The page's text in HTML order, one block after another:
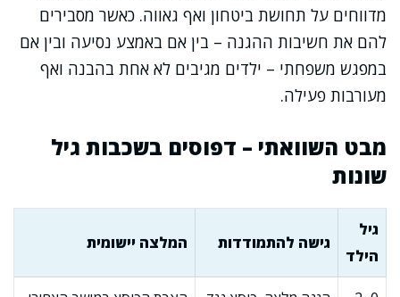
מדווחים על תחושת ביטחון ואף גאווה. כאשר מסבירים
להם את חשיבות ההגנה – בין אם באמצע נסיעה ובין אם
במפגש משפחתי – ילדים מגיבים לא אחת בהבנה ואף
מעורבות פעילה.
מבט השוואתי – דפוסים בשכבות גיל
שונות
גיל
הילד
גישה להתמודדות המלצה יישומית